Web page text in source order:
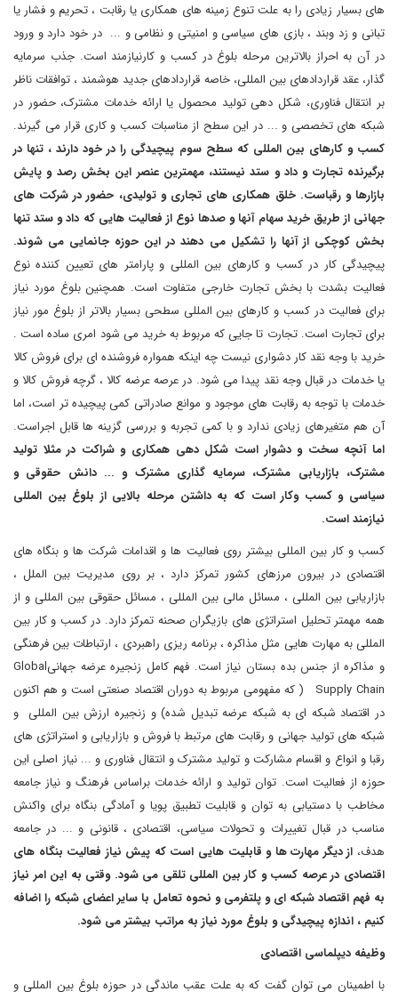
های بسیار زیادی را به علت تنوع زمینه های همکاری یا رقابت ، تحریم و فشار یا
تبانی و زد وبند ، بازی های سیاسی و امنیتی و نظامی و ... در خود دارد و ورود
در آن به احراز بالاترین مرحله بلوغ در کسب و کارنیازمند است. جذب سرمایه
گذار، عقد قراردادهای بین المللی، خاصه قراردادهای جدید هوشمند ، توافقات ناظر
بر انتقال فناوری، شکل دهی تولید محصول یا ارائه خدمات مشترک، حضور در
شبکه های تخصصی و ... در این سطح از مناسبات کسب و کاری قرار می گیرند.
کسب و کارهای بین المللی که سطح سوم پیچیدگی را در خود دارند ، تنها در
برگیرنده تجارت و داد و ستد نیستند، مهمترین عنصر این بخش رصد و پایش
بازارها و رقباست. خلق همکاری های تجاری و تولیدی، حضور در شرکت های
جهانی از طریق خرید سهام آنها و صدها نوع از فعالیت هایی که داد و ستد تنها
بخش کوچکی از آنها را تشکیل می دهند در این حوزه جانمایی می شوند.
پیچیدگی کار در کسب و کارهای بین المللی و پارامتر های تعیین کننده نوع
فعالیت بشدت با بخش تجارت خارجی متفاوت است. همچنین بلوغ مورد نیاز
برای فعالیت در کسب و کارهای بین المللی سطحی بسیار بالاتر از بلوغ مور نیاز
برای تجارت است. تجارت تا جایی که مربوط به خرید می شود امری ساده است .
خرید با وجه نقد کار دشواری نیست چه اینکه همواره فروشنده ای برای فروش کالا
یا خدمات در قبال وجه نقد پیدا می شود. در عرصه عرضه کالا ، گرچه فروش کالا و
خدمات با توجه به رقابت های موجود و موانع صادراتی کمی پیچیده تر است، اما
آن هم متغیرهای زیادی ندارد و با کمی تجربه و بررسی گزینه ها قابل اجراست.
اما آنچه سخت و دشوار است شکل دهی همکاری و شراکت در مثلا تولید
مشترک، بازاریابی مشترک، سرمایه گذاری مشترک و ... دانش حقوقی و
سیاسی و کسب وکار است که به داشتن مرحله بالایی از بلوغ بین المللی
نیازمند است.
کسب و کار بین المللی بیشتر روی فعالیت ها و اقدامات شرکت ها و بنگاه های
اقتصادی در بیرون مرزهای کشور تمرکز دارد ، بر روی مدیریت بین الملل ،
بازاریابی بین المللی ، مسائل مالی بین المللی ، مسائل حقوقی بین المللی و از
همه مهمتر تحلیل استراتژی های بازیگران صحنه تمرکز دارد. در کسب و کار بین
المللی به مهارت هایی مثل مذاکره ، برنامه ریزی راهبردی ، ارتباطات بین فرهنگی
و مذاکره از جنس بده بستان نیاز است. فهم کامل زنجیره عرضه جهانیGlobal
Supply Chain ( که مفهومی مربوط به دوران اقتصاد صنعتی است و هم اکنون
در اقتصاد شبکه ای به شبکه عرضه تبدیل شده) و زنجیره ارزش بین المللی و
شبکه های تولید جهانی و رقابت های مرتبط با فروش و بازاریابی و استراتژی های
رقبا و انواع و اقسام مشارکت و تولید مشترک و انتقال فناوری و ... نیاز اصلی این
حوزه از فعالیت است. توان تولید و ارائه خدمات براساس فرهنگ و نیاز جامعه
مخاطب با دستیابی به توان و قابلیت تطبیق پویا و آمادگی بنگاه برای واکنش
مناسب در قبال تغییرات و تحولات سیاسی، اقتصادی ، قانونی و ... در جامعه
هدف، از دیگر مهارت ها و قابلیت هایی است که پیش نیاز فعالیت بنگاه های
اقتصادی در عرصه کسب و کار بین المللی تلقی می شود. وقتی به این امر نیاز
به فهم اقتصاد شبکه ای و پلتفرمی و نحوه تعامل با سایر اعضای شبکه را اضافه
کنیم ، اندازه پیچیدگی و بلوغ مورد نیاز به مراتب بیشتر می شود.
وظیفه دیپلماسی اقتصادی
با اطمینان می توان گفت که به علت عقب ماندگی در حوزه بلوغ بین المللی و